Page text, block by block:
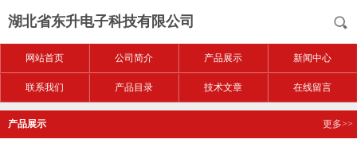
湖北省东升电子科技有限公司
网站首页 公司简介 产品展示 新闻中心
联系我们 产品目录 技术文章 在线留言
产品展示 更多>>